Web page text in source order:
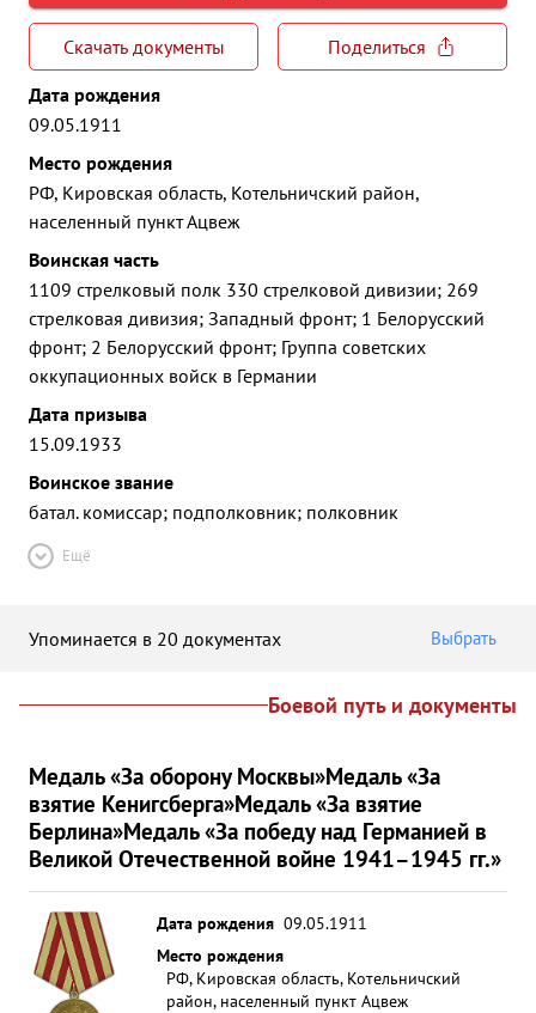
Скачать документы
Поделиться
Дата рождения
09.05.1911
Место рождения
РФ, Кировская область, Котельничский район,
населенный пункт Ацвеж
Воинская часть
1109 стрелковый полк 330 стрелковой дивизии; 269
стрелковая дивизия; Западный фронт; 1 Белорусский
фронт; 2 Белорусский фронт; Группа советских
оккупационных войск в Германии
Дата призыва
15.09.1933
Воинское звание
батал. комиссар; подполковник; полковник
Ещё
Упоминается в 20 документах Выбрать
Боевой путь и документы
Медаль «За оборону Москвы»Медаль «За
взятие Кенигсберга»Медаль «За взятие
Берлина»Медаль «За победу над Германией в
Великой Отечественной войне 1941–1945 гг.»
Дата рождения 09.05.1911
Место рождения
РФ, Кировская область, Котельничский
район, населенный пункт Ацвеж